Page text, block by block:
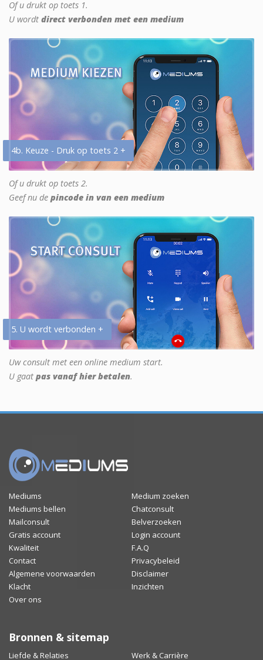
Of u drukt op toets 1.
U wordt direct verbonden met een medium
4b. Keuze - Druk op toets 2 +
Of u drukt op toets 2.
Geef nu de pincode in van een medium
5. U wordt verbonden +
Uw consult met een online medium start.
U gaat pas vanaf hier betalen.
Mediums
Medium zoeken
Mediums bellen
Chatconsult
Mailconsult
Belverzoeken
Gratis account
Login account
Kwaliteit
F.A.Q
Contact
Privacybeleid
Algemene voorwaarden
Disclaimer
Klacht
Inzichten
Over ons
Bronnen & sitemap
Liefde & Relaties Werk & Carrière